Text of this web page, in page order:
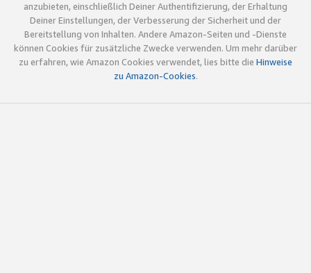
anzubieten, einschließlich Deiner Authentifizierung, der Erhaltung
Deiner Einstellungen, der Verbesserung der Sicherheit und der
Bereitstellung von Inhalten. Andere Amazon-Seiten und -Dienste
können Cookies für zusätzliche Zwecke verwenden. Um mehr darüber
zu erfahren, wie Amazon Cookies verwendet, lies bitte die Hinweise
zu Amazon-Cookies.